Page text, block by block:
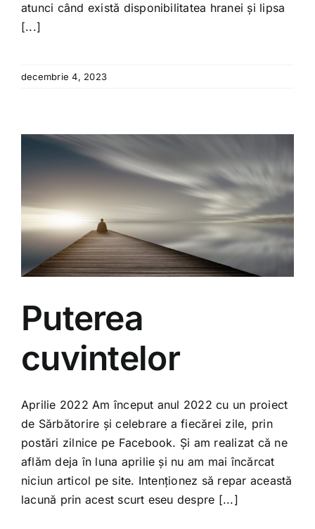
atunci când există disponibilitatea hranei și lipsa
[...]
decembrie 4, 2023
Puterea
cuvintelor
Aprilie 2022 Am început anul 2022 cu un proiect
de Sărbătorire și celebrare a fiecărei zile, prin
postări zilnice pe Facebook. Și am realizat că ne
aflăm deja în luna aprilie și nu am mai încărcat
niciun articol pe site. Intenționez să repar această
lacună prin acest scurt eseu despre [...]